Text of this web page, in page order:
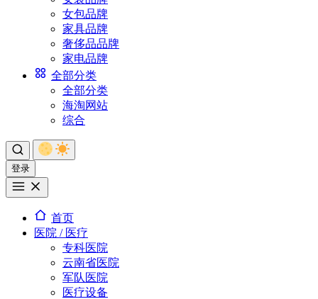
女包品牌
家具品牌
奢侈品品牌
家电品牌
全部分类
全部分类
海淘网站
综合
登录
首页
医院 / 医疗
专科医院
云南省医院
军队医院
医疗设备